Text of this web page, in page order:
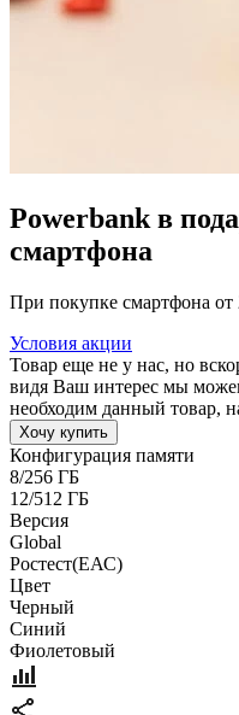
Powerbank в
смартфона
При покупке смартфона от
Условия акции
Товар еще не у нас, но
видя Ваш интерес мы
необходим данный товар,
Хочу купить
Конфигурация памяти
8/256 ГБ
12/512 ГБ
Версия
Global
Pостест(ЕАС)
Цвет
Черный
Синий
Фиолетовый